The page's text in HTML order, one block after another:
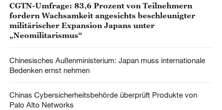
CGTN-Umfrage: 83,6 Prozent von Teilnehmern
fordern Wachsamkeit angesichts beschleunigter
militärischer Expansion Japans unter
„Neomilitarismus“
Chinesisches Außenministerium: Japan muss internationale
Bedenken ernst nehmen
Chinas Cybersicherheitsbehörde überprüft Produkte von
Palo Alto Networks